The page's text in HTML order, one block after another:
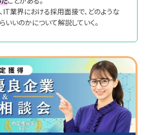
後
対
動
画
カ
テ
ゴ
リ
か
一
覧
へ
IT業界の闇
女性向け 働き方
勉強
大学院生
早期選考
資格取得 キャリア
大学院生
インターン
早期選考
IT業界における採用面接で、どのような
いいのかについて解説していく。